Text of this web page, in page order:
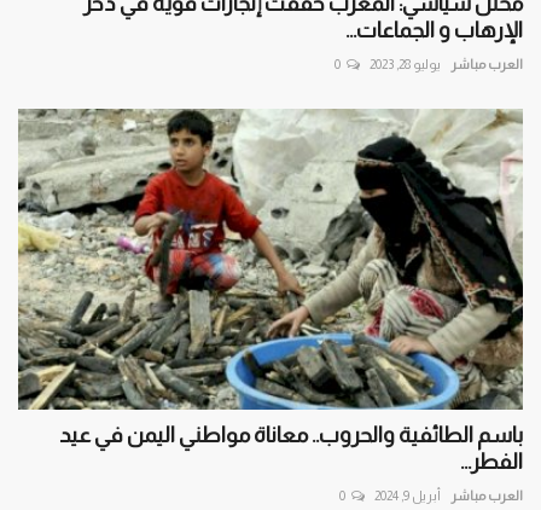
الإرهاب و الجماعات...
العرب مباشر يوليو 28, 2023 0
باسم الطائفية والحروب.. معاناة مواطني اليمن في عيد
الفطر...
العرب مباشر أبريل 9, 2024 0